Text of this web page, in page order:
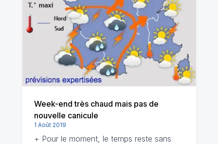
Week-end très chaud mais pas de
nouvelle canicule
1 Août 2019
+ Pour le moment, le temps reste sans